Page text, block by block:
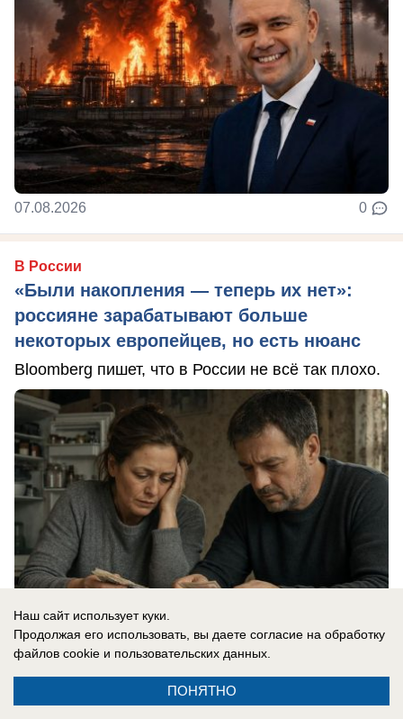
07.08.2026 0
В России
«Были накопления — теперь их нет»:
россияне зарабатывают больше
некоторых европейцев, но есть нюанс
Bloomberg пишет, что в России не всё так плохо.
Наш сайт использует куки.
Продолжая его использовать, вы даете согласие на обработку
файлов cookie и пользовательских данных.
ПОНЯТНО